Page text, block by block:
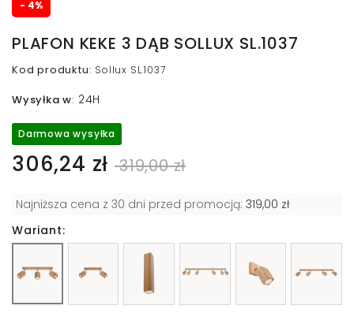
- 4%
PLAFON KEKE 3 DĄB SOLLUX SL.1037
Kod produktu: Sollux SL.1037
Wysyłka w: 24H
Darmowa wysyłka
306,24 zł 319,00 zł
Najniższa cena z 30 dni przed promocją: 319,00 zł
Wariant: